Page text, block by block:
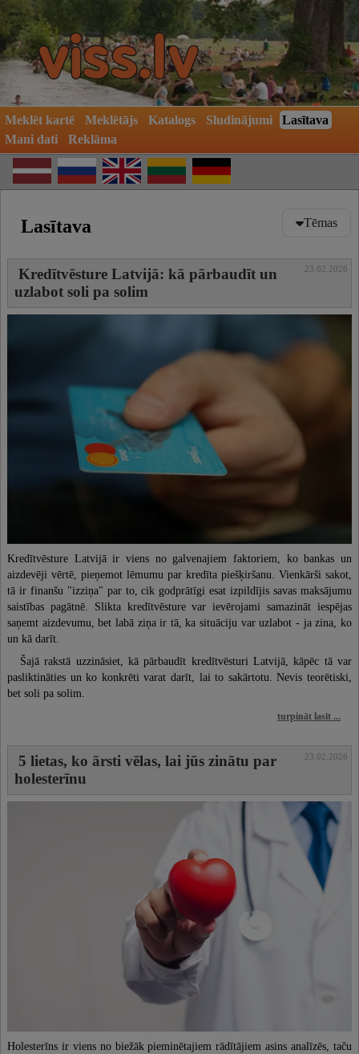
Meklēt kartē Meklētājs Katalogs Sludinājumi
Lasītava
Mani dati
Reklāma
Lasītava Tēmas
Veselība
Auto
Atpūta un izklaide
Uzņēmējdarbība un bizness
Tehnoloģijas, drošība
Kredītvēsture Latvijā: kā pārbaudīt un
uzlabot soli pa solim
23.02.2026
Kredītvēsture Latvijā ir viens no galvenajiem faktoriem, ko bankas un
aizdevēji vērtē, pieņemot lēmumu par kredīta piešķiršanu. Vienkārši sakot,
tā ir finanšu "izziņa" par to, cik godprātīgi esat izpildījis savas maksājumu
saistības pagātnē. Slikta kredītvēsture var ievērojami samazināt iespējas
saņemt aizdevumu, bet labā ziņa ir tā, ka situāciju var uzlabot - ja zina, ko
un kā darīt.
Šajā rakstā uzzināsiet, kā pārbaudīt kredītvēsturi Latvijā, kāpēc tā var
pasliktināties un ko konkrēti varat darīt, lai to sakārtotu. Nevis teorētiski,
bet soli pa solim.
turpināt lasīt ...
5 lietas, ko ārsti vēlas, lai jūs zinātu par
holesterīnu
23.02.2026
Holesterīns ir viens no biežāk pieminētajiem rādītājiem asins analīzēs, taču